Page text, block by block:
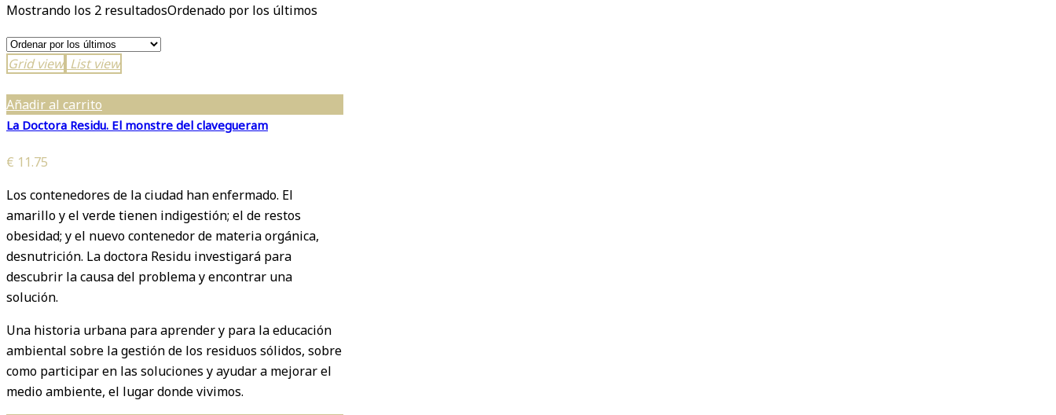
Mostrando los 2 resultadosOrdenado por los últimos
Grid view List view
Añadir al carrito
La Doctora Residu. El monstre del clavegueram
€ 11.75
Los contenedores de la ciudad han enfermado. El
amarillo y el verde tienen indigestión; el de restos
obesidad; y el nuevo contenedor de materia orgánica,
desnutrición. La doctora Residu investigará para
descubrir la causa del problema y encontrar una
solución.
Una historia urbana para aprender y para la educación
ambiental sobre la gestión de los residuos sólidos, sobre
como participar en las soluciones y ayudar a mejorar el
medio ambiente, el lugar donde vivimos.